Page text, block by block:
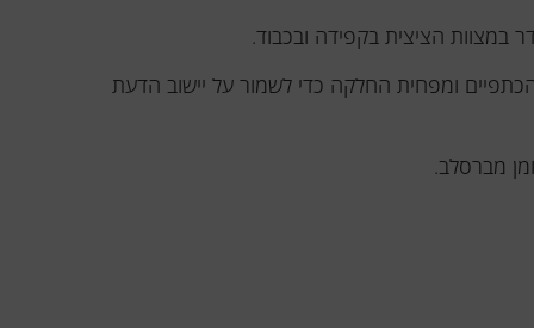
הציצית בקפידה ובכבוד.
על הכתפיים ומפחית החלקה כדי לשמור על יישוב הדעת
מברסלב.